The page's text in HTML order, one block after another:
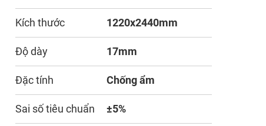
Kích thước 1220x2440mm
Độ dày 17mm
Đặc tính Chống ẩm
Sai số tiêu chuẩn ±5%